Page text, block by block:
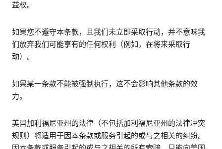
益权。
如果您不遵守本条款，且我们未立即采取行动，并不意味我
们放弃我们可能享有的任何权利（例如，在将来采取行
动）。
如果某一条款不能被强制执行，这不会影响其他条款的效
力。
美国加利福尼亚州的法律（不包括加利福尼亚州的法律冲突
规则）将适用于因本条款或服务引起的或与之相关的纠纷。